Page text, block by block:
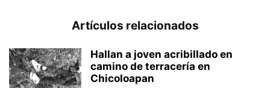
Artículos relacionados
Hallan a joven acribillado en
camino de terracería en
Chicoloapan